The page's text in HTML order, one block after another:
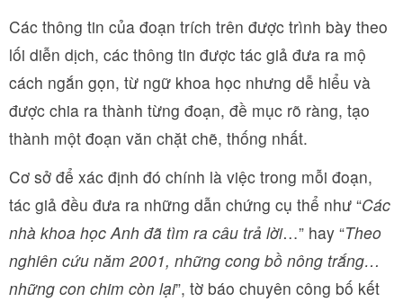
Các thông tin của đoạn trích trên được trình bày theo
lối diễn dịch, các thông tin được tác giả đưa ra mộ
cách ngắn gọn, từ ngữ khoa học nhưng dễ hiểu và
được chia ra thành từng đoạn, đề mục rõ ràng, tạo
thành một đoạn văn chặt chẽ, thống nhất.
Cơ sở để xác định đó chính là việc trong mỗi đoạn,
tác giả đều đưa ra những dẫn chứng cụ thể như “Các
nhà khoa học Anh đã tìm ra câu trả lời…” hay “Theo
nghiên cứu năm 2001, những cong bồ nông trắng…
những con chim còn lại”, tờ báo chuyên công bố kết